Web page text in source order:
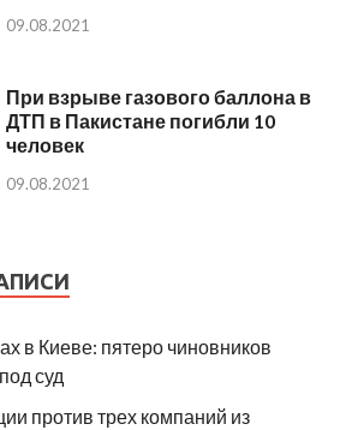
09.08.2021
При взрыве газового баллона в
ДТП в Пакистане погибли 10
человек
09.08.2021
в Киеве: пятеро чиновников
суд
против трех компаний из